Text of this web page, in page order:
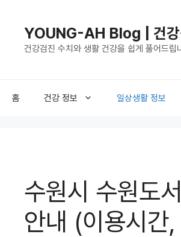
YOUNG-AH Blog | 건강
건강검진 수치와 생활 건강을 쉽게 풀어드립
홈 건강 정보 일상생활 정보
수원시 수원도
안내 (이용시간